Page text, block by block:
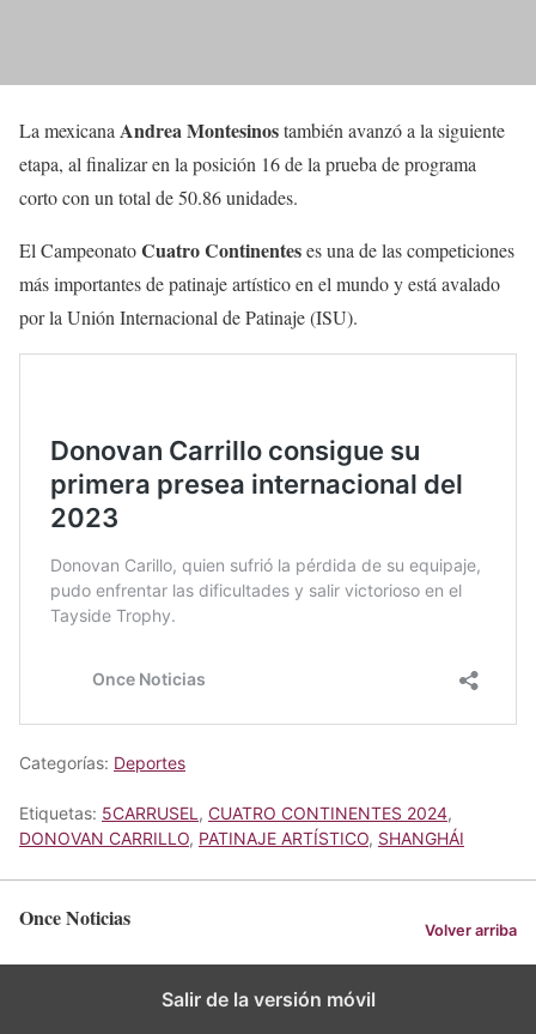
La mexicana Andrea Montesinostambién avanzó a la siguiente
etapa, al finalizar en la posición 16 de la prueba de programa
corto con un total de 50.86 unidades.
El CampeonatoCuatro Continenteses una de las competiciones
más importantes de patinaje artístico en el mundo y está avalado
por la Unión Internacional de Patinaje (ISU).
Categorías: Deportes
Etiquetas: 5CARRUSEL , CUATRO CONTINENTES 2024,
DONOVAN CARRILLO, PATINAJE ARTÍSTICO, SHANGHÁI
Once Noticias Volver arriba
Salir de la versión móvil